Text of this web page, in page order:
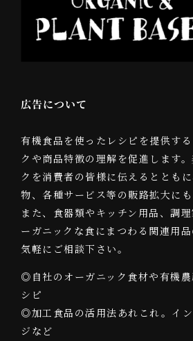
広告について
有機食品を使ったレシピを提供す
クや商品特徴の理解を促進します
クを消費者の皆様に伝えるととも
物、各種サービス等の販路拡大にも
また、食器類やキッチン用品、調
ーガニックな食にまつわる関連用
気軽にご相談下さい。
◎自社のオーガニック食材や有機
シピ
◎加工食品の活用法あれこれ。イ
ジなど